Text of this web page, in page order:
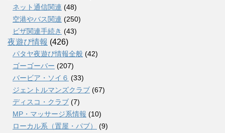
ネット通信関連 (48)
空港やバス関連 (250)
ビザ関連手続き (43)
夜遊び情報 (426)
パタヤ夜遊び情報全般 (42)
ゴーゴーバー (207)
バービア・ソイ６ (33)
ジェントルマンズクラブ (67)
ディスコ・クラブ (7)
MP・マッサージ系情報 (10)
ローカル系（置屋・パブ）
(9)